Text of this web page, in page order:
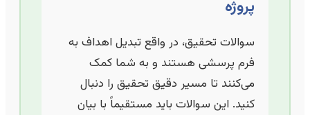
پروژه
سوالات تحقیق، در واقع تبدیل اهداف به
فرم پرسشی هستند و به شما کمک
می‌کنند تا مسیر دقیق تحقیق را دنبال
کنید. این سوالات باید مستقیماً با بیان